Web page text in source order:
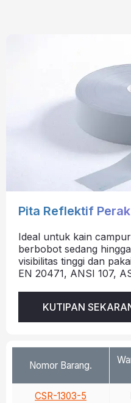
Pita Reflektif
Ideal untuk kain
berbobot sedang
visibilitas tinggi dan
EN 20471, ANSI 107,
KUTIPAN
Nomor Barang.
CSR-1303-5